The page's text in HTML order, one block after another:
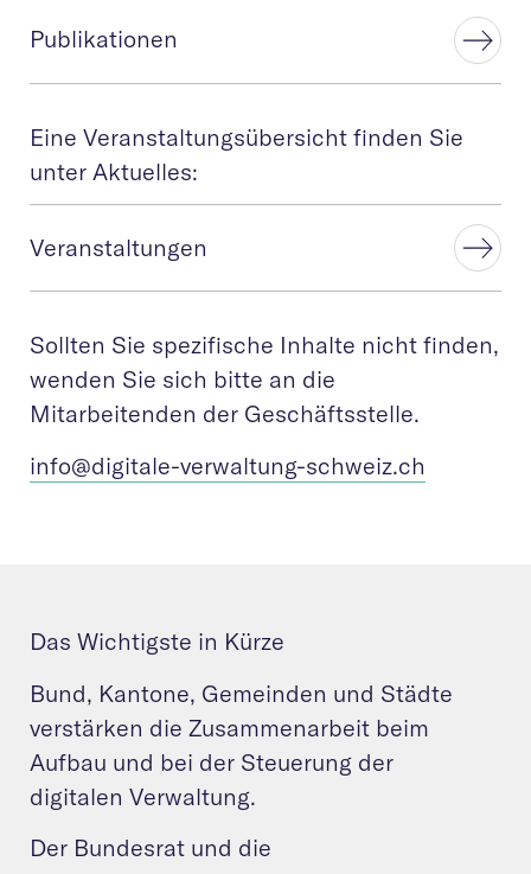
Publikationen
Eine Veranstaltungsübersicht finden Sie
unter Aktuelles:
Veranstaltungen
Sollten Sie spezifische Inhalte nicht finden,
wenden Sie sich bitte an die
Mitarbeitenden der Geschäftsstelle.
info@digitale-verwaltung-schweiz.ch
Das Wichtigste in Kürze
Bund, Kantone, Gemeinden und Städte
verstärken die Zusammenarbeit beim
Aufbau und bei der Steuerung der
digitalen Verwaltung.
Der Bundesrat und die